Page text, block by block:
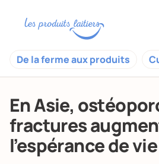
De la ferme aux produits
En Asie,
fractures
l’espérance de vie